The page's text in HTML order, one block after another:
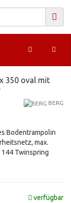
350 oval mit
BERG
Bodentrampolin
max.
Twinspring
verfügbar